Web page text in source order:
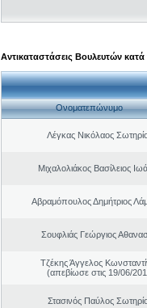
Αντικαταστάσεις Βουλευτών κατά
Ονοματεπώνυμο
Λέγκας Νικόλαος
Μιχαλολιάκος Βασίλειος
Αβραμόπουλος Δημήτριος
Σουφλιάς Γεώργιος
Τζέκης Άγγελος
(απεβίωσε στις 19/06/
Στασινός Παύλος